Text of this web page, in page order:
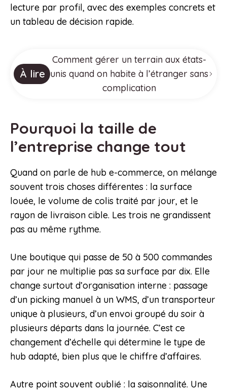
lecture par profil, avec des exemples concrets et
un tableau de décision rapide.
À lire
Comment gérer un terrain aux états-
unis quand on habite à l’étranger sans
complication
Pourquoi la taille de
l’entreprise change tout
Quand on parle de hub e-commerce, on mélange
souvent trois choses différentes : la surface
louée, le volume de colis traité par jour, et le
rayon de livraison cible. Les trois ne grandissent
pas au même rythme.
Une boutique qui passe de 50 à 500 commandes
par jour ne multiplie pas sa surface par dix. Elle
change surtout d’organisation interne : passage
d’un picking manuel à un WMS, d’un transporteur
unique à plusieurs, d’un envoi groupé du soir à
plusieurs départs dans la journée. C’est ce
changement d’échelle qui détermine le type de
hub adapté, bien plus que le chiffre d’affaires.
Autre point souvent oublié : la saisonnalité. Une